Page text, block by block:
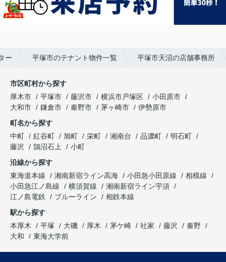
ー 平塚市のテナント物件一覧 平塚市天沼の店舗事務所
市区町村から探す
厚木市
平塚市 藤沢市 横浜市戸塚区
小田原市
大和市
鎌倉市 秦野市 茅ヶ崎市
伊勢原市
町名から探す
中町
紅谷町 旭町 栄町 湘南台 品濃町
明石町
藤沢
鵠沼石上
小町
沿線から探す
東海道本線
湘南新宿ライン高海 小田急小田原線
相模線
小田急江ノ島線
横須賀線
湘南新宿ライン宇須
江ノ島電鉄
ブルーライン
相鉄本線
駅から探す
本厚木
平塚 大磯 厚木 茅ケ崎 社家 藤沢
秦野
大和
東海大学前